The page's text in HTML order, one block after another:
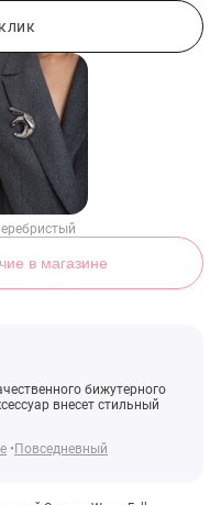
в магазине
бижутерного
внесет стильный
Повседневный
♡ интернет-магазин